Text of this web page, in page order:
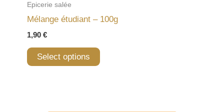
Epicerie salée
Mélange étudiant – 100g
1,90 €
Select options